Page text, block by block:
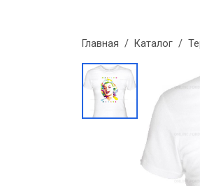
Главная / Каталог /